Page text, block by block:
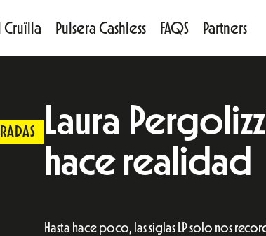
Cruïlla Pulsera Cashless FAQS Partners
Laura
hace realidad
Hasta hace poco, las siglas LP solo nos